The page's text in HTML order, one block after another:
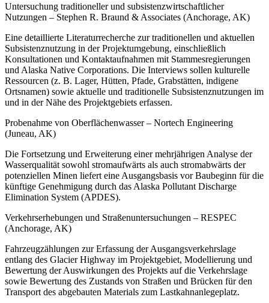
Untersuchung traditioneller und subsistenzwirtschaftlicher
Nutzungen – Stephen R. Braund & Associates (Anchorage, AK)
Eine detaillierte Literaturrecherche zur traditionellen und aktuellen
Subsistenznutzung in der Projektumgebung, einschließlich
Konsultationen und Kontaktaufnahmen mit Stammesregierungen
und Alaska Native Corporations. Die Interviews sollen kulturelle
Ressourcen (z. B. Lager, Hütten, Pfade, Grabstätten, indigene
Ortsnamen) sowie aktuelle und traditionelle Subsistenznutzungen im
und in der Nähe des Projektgebiets erfassen.
Probenahme von Oberflächenwasser – Nortech Engineering
(Juneau, AK)
Die Fortsetzung und Erweiterung einer mehrjährigen Analyse der
Wasserqualität sowohl stromaufwärts als auch stromabwärts der
potenziellen Minen liefert eine Ausgangsbasis vor Baubeginn für die
künftige Genehmigung durch das Alaska Pollutant Discharge
Elimination System (APDES).
Verkehrserhebungen und Straßenuntersuchungen – RESPEC
(Anchorage, AK)
Fahrzeugzählungen zur Erfassung der Ausgangsverkehrslage
entlang des Glacier Highway im Projektgebiet, Modellierung und
Bewertung der Auswirkungen des Projekts auf die Verkehrslage
sowie Bewertung des Zustands von Straßen und Brücken für den
Transport des abgebauten Materials zum Lastkahnanlegeplatz.